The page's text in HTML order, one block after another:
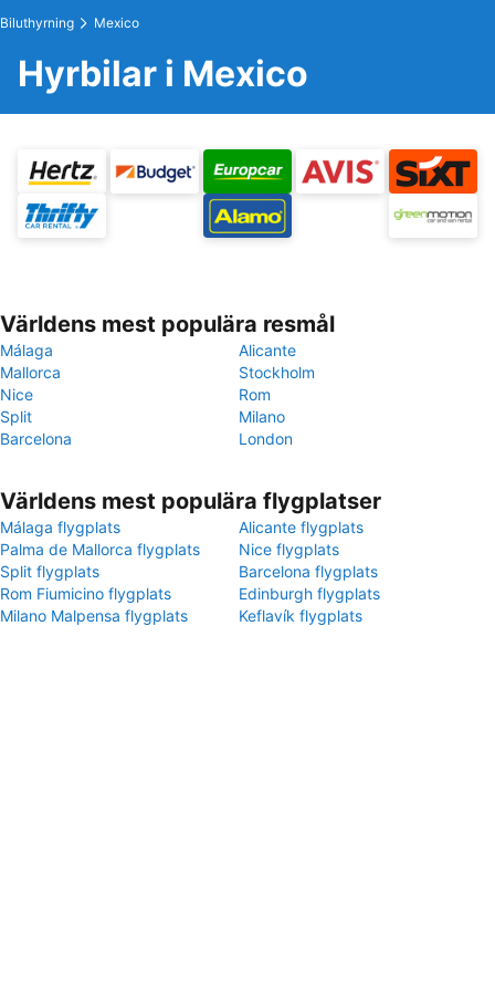
Biluthyrning Mexico
Hyrbilar i Mexico
Världens mest populära resmål
Málaga
Alicante
Mallorca
Stockholm
Nice
Rom
Split
Milano
Barcelona
London
Världens mest populära flygplatser
Málaga flygplats
Alicante flygplats
Palma de Mallorca flygplats
Nice flygplats
Split flygplats
Barcelona flygplats
Rom Fiumicino flygplats
Edinburgh flygplats
Milano Malpensa flygplats
Keflavík flygplats